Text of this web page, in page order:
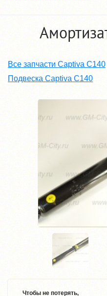
Все запчасти Captiva C140
Подвеска Captiva C140
Чтобы не потерять,